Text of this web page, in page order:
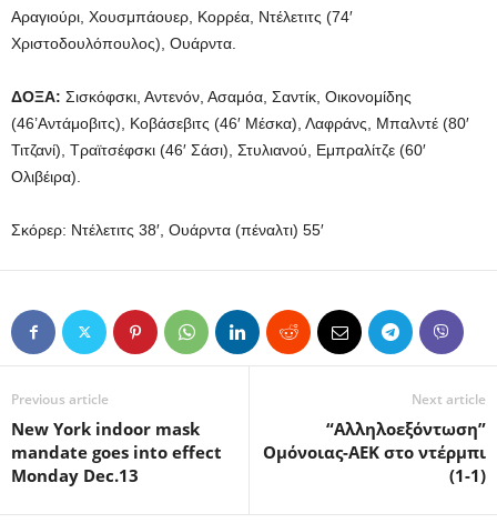
Αραγιούρι, Χουσμπάουερ, Κορρέα, Ντέλετιτς (74′
Χριστοδουλόπουλος), Ουάρντα.
ΔΟΞΑ: Σισκόφσκι, Αντενόν, Ασαμόα, Σαντίκ, Οικονομίδης
(46’Αντάμοβιτς), Κοβάσεβιτς (46′ Μέσκα), Λαφράνς, Μπαλντέ (80′
Τιτζανί), Τραϊτσέφσκι (46′ Σάσι), Στυλιανού, Εμπραλίτζε (60′
Ολιβέιρα).
Σκόρερ: Ντέλετιτς 38′, Ουάρντα (πέναλτι) 55′
Previous article
New York indoor mask
mandate goes into effect
Monday Dec.13
Next article
“Αλληλοεξόντωση”
Ομόνοιας-ΑΕΚ στο ντέρμπι
(1-1)